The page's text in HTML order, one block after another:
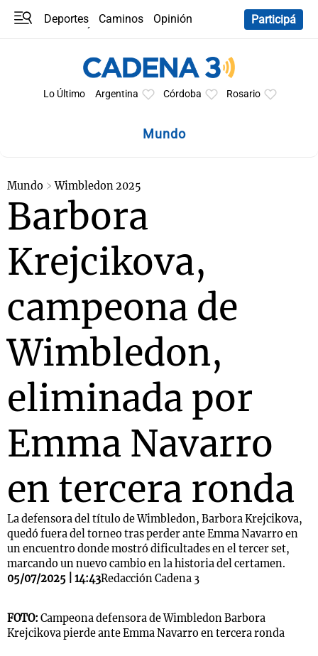
Deportes Caminos
Opinión
Participá
Lo Último Argentina Córdoba Rosario
Mundo
Mundo Wimbledon 2025
Barbora
Krejcikova,
campeona de
Wimbledon,
eliminada por
Emma Navarro
en tercera ronda
La defensora del título de Wimbledon, Barbora Krejcikova,
quedó fuera del torneo tras perder ante Emma Navarro en
un encuentro donde mostró dificultades en el tercer set,
marcando un nuevo cambio en la historia del certamen.
05/07/2025 | 14:43Redacción Cadena 3
FOTO: Campeona defensora de Wimbledon Barbora
Krejcikova pierde ante Emma Navarro en tercera ronda